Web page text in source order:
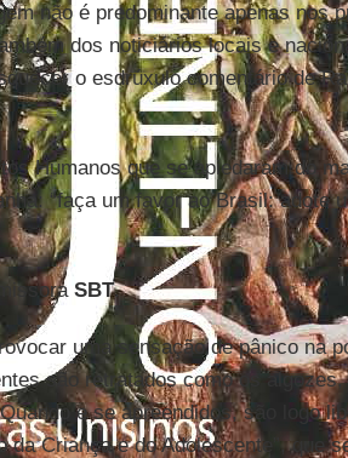
não é predominante apenas nos
dos noticiários locais e
o esdrúxulo comentário de
Humanos que se apiedaram do
“faça um favor ao Brasil: adote
SBT.
uma sensação de pânico na
são retratados como os
e se apreendidos, são logo
da Criança e do Adolescente”, que